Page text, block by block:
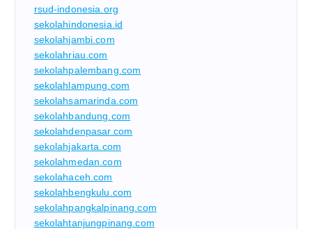
rsud-indonesia.org
sekolahindonesia.id
sekolahjambi.com
sekolahriau.com
sekolahpalembang.com
sekolahlampung.com
sekolahsamarinda.com
sekolahbandung.com
sekolahdenpasar.com
sekolahjakarta.com
sekolahmedan.com
sekolahaceh.com
sekolahbengkulu.com
sekolahpangkalpinang.com
sekolahtanjungpinang.com